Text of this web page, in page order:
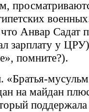
Анвар Садат
зарплату у
помните?).
«Братья-
на майдан